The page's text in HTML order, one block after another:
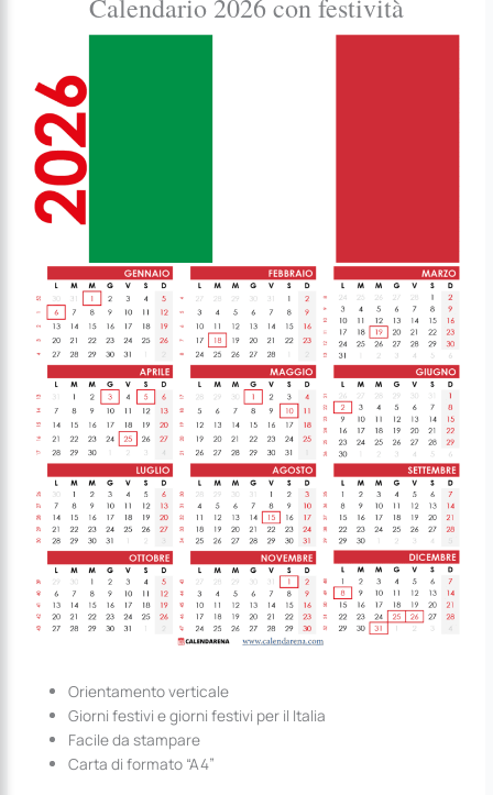
Calendario 2026 con festività
Orientamento verticale
Giorni festivi e giorni festivi per il Italia
Facile da stampare
Carta di formato “A4”